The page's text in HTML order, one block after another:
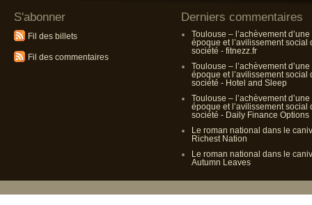
S'abonner
Fil des billets
Fil des commentaires
Derniers commentaires
Toulouse – l’achèvement d’une
époque et l’avilissement social
société - fitnezz.fr
Toulouse – l’achèvement d’une
époque et l’avilissement social
société - Hotel and Sleep
Toulouse – l’achèvement d’une
époque et l’avilissement social
société - Daily Finance Options
Le roman national dans le
Richest Nation
Le roman national dans le
Autumn Leaves